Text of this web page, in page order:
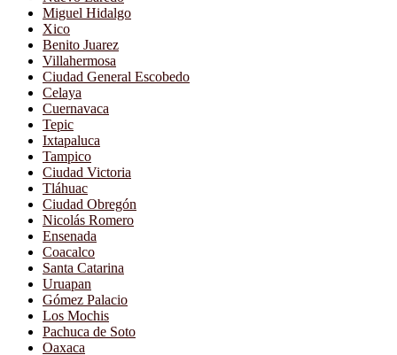
Miguel Hidalgo
Xico
Benito Juarez
Villahermosa
Ciudad General Escobedo
Celaya
Cuernavaca
Tepic
Ixtapaluca
Tampico
Ciudad Victoria
Tláhuac
Ciudad Obregón
Nicolás Romero
Ensenada
Coacalco
Santa Catarina
Uruapan
Gómez Palacio
Los Mochis
Pachuca de Soto
Oaxaca